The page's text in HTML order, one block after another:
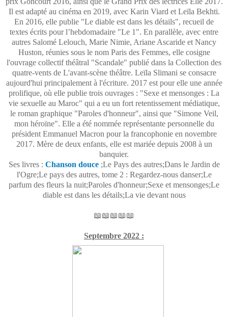
Il est adapté au cinéma en 2019, avec Karin Viard et Leïla Bekhti.
En 2016, elle publie "Le diable est dans les détails", recueil de
textes écrits pour l’hebdomadaire "Le 1". En parallèle, avec entre
autres Salomé Lelouch, Marie Nimie, Ariane Ascaride et Nancy
Huston, réunies sous le nom Paris des Femmes, elle cosigne
l'ouvrage collectif théâtral "Scandale" publié dans la Collection des
quatre-vents de L'avant-scène théâtre. Leïla Slimani se consacre
aujourd'hui principalement à l'écriture. 2017 est pour elle une année
prolifique, où elle publie trois ouvrages : "Sexe et mensonges : La
vie sexuelle au Maroc" qui a eu un fort retentissement médiatique,
le roman graphique "Paroles d'honneur", ainsi que "Simone Veil,
mon héroïne". Elle a été nommée représentante personnelle du
président Emmanuel Macron pour la francophonie en novembre
2017. Mère de deux enfants, elle est mariée depuis 2008 à un
banquier.
Ses livres : Chanson douce;Le Pays des autres;Dans le Jardin de
l'Ogre;Le pays des autres, tome 2 : Regardez-nous danser;Le
parfum des fleurs la nuit;Paroles d'honneur;Sexe et mensonges;Le
diable est dans les détails;La vie devant nous
📖📖📖📖📖
Septembre 2022 :